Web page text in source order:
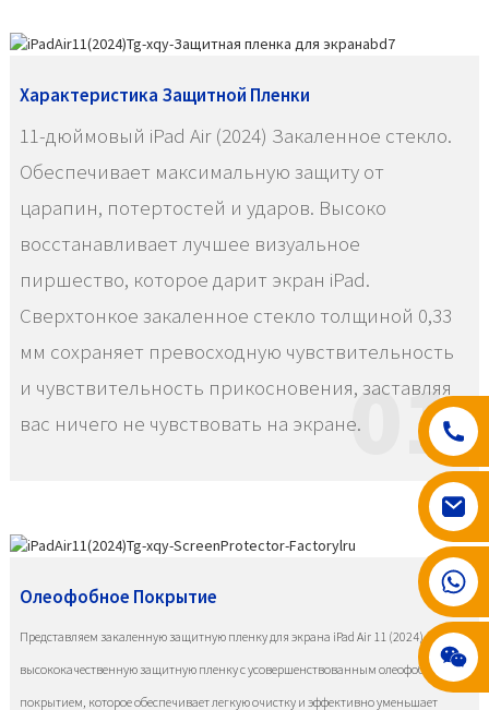
Характеристика Защитной Пленки
11-дюймовый iPad Air (2024) Закаленное стекло.
Обеспечивает максимальную защиту от
царапин, потертостей и ударов. Высоко
восстанавливает лучшее визуальное
пиршество, которое дарит экран iPad.
Сверхтонкое закаленное стекло толщиной 0,33
мм сохраняет превосходную чувствительность
и чувствительность прикосновения, заставляя
вас ничего не чувствовать на экране.01
Олеофобное Покрытие
Представляем закаленную защитную пленку для экрана iPad Air 11 (2024),
высококачественную защитную пленку с усовершенствованным олеофобным
покрытием, которое обеспечивает легкую очистку и эффективно уменьшает